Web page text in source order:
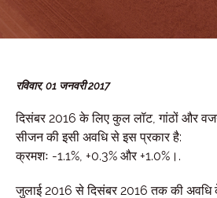
रविवार, 01 जनवरी 2017
दिसंबर 2016 के लिए कुल लॉट, गांठों और
सीजन की इसी अवधि से इस प्रकार है:
क्रमशः -1.1%, +0.3% और +1.0%।.
जुलाई 2016 से दिसंबर 2016 तक की अवधि